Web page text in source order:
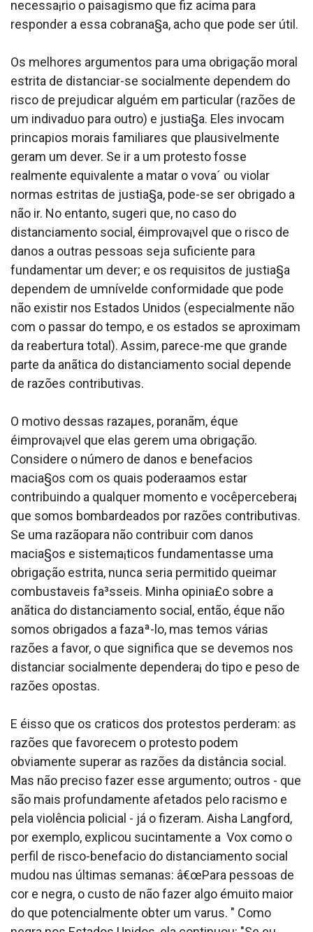
necessa¡rio o paisagismo que fiz acima para
responder a essa cobrana§a, acho que pode ser útil.
Os melhores argumentos para uma obrigação moral
estrita de distanciar-se socialmente dependem do
risco de prejudicar alguém em particular (razões de
um indiva­duo para outro) e justia§a. Eles invocam
princa­pios morais familiares que plausivelmente
geram um dever. Se ir a um protesto fosse
realmente equivalente a matar o vova´ ou violar
normas estritas de justia§a, pode-se ser obrigado a
não ir. No entanto, sugeri que, no caso do
distanciamento social, éimprova¡vel que o risco de
danos a outras pessoas seja suficiente para
fundamentar um dever; e os requisitos de justia§a
dependem de umnívelde conformidade que pode
não existir nos Estados Unidos (especialmente não
com o passar do tempo, e os estados se aproximam
da reabertura total). Assim, parece-me que grande
parte da anãtica do distanciamento social depende
de razões contributivas.
O motivo dessas razaµes, poranãm, éque
éimprova¡vel que elas gerem uma obrigação.
Considere o número de danos e benefa­cios
macia§os com os quais podera­amos estar
contribuindo a qualquer momento e vocêpercebera¡
que somos bombardeados por razões contributivas.
Se uma razãopara não contribuir com danos
macia§os e sistema¡ticos fundamentasse uma
obrigação estrita, nunca seria permitido queimar
combusta­veis fa³sseis. Minha opinia£o sobre a
anãtica do distanciamento social, então, éque não
somos obrigados a fazaª-lo, mas temos várias
razões a favor, o que significa que se devemos nos
distanciar socialmente dependera¡ do tipo e peso de
razões opostas.
E éisso que os cra­ticos dos protestos perderam: as
razões que favorecem o protesto podem
obviamente superar as razões da distância social.
Mas não preciso fazer esse argumento; outros - que
são mais profundamente afetados pelo racismo e
pela violência policial - já o fizeram. Aisha Langford,
por exemplo, explicou sucintamente a Vox como o
perfil de risco-benefa­cio do distanciamento social
mudou nas últimas semanas: â€œPara pessoas de
cor e negra, o custo de não fazer algo émuito maior
do que potencialmente obter um va­rus. " Como